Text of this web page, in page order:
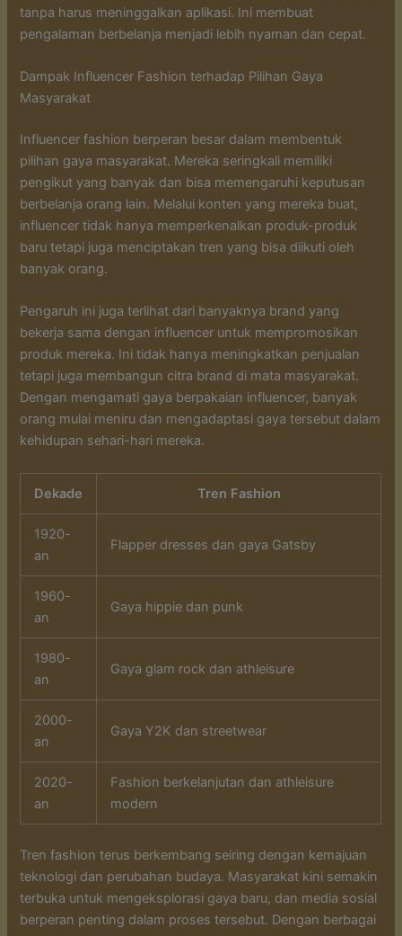
tanpa harus meninggalkan aplikasi. Ini membuat
pengalaman berbelanja menjadi lebih nyaman dan cepat.
Dampak Influencer Fashion terhadap Pilihan Gaya
Masyarakat
Influencer fashion berperan besar dalam membentuk
pilihan gaya masyarakat. Mereka seringkali memiliki
pengikut yang banyak dan bisa memengaruhi keputusan
berbelanja orang lain. Melalui konten yang mereka buat,
influencer tidak hanya memperkenalkan produk-produk
baru tetapi juga menciptakan tren yang bisa diikuti oleh
banyak orang.
Pengaruh ini juga terlihat dari banyaknya brand yang
bekerja sama dengan influencer untuk mempromosikan
produk mereka. Ini tidak hanya meningkatkan penjualan
tetapi juga membangun citra brand di mata masyarakat.
Dengan mengamati gaya berpakaian influencer, banyak
orang mulai meniru dan mengadaptasi gaya tersebut dalam
kehidupan sehari-hari mereka.
Dekade Tren Fashion
1920-
an
Flapper dresses dan gaya Gatsby
1960-
an
Gaya hippie dan punk
1980-
an
Gaya glam rock dan athleisure
2000-
an
Gaya Y2K dan streetwear
2020-
an
Fashion berkelanjutan dan athleisure
modern
Tren fashion terus berkembang seiring dengan kemajuan
teknologi dan perubahan budaya. Masyarakat kini semakin
terbuka untuk mengeksplorasi gaya baru, dan media sosial
berperan penting dalam proses tersebut. Dengan berbagai